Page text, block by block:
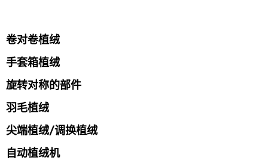
自动植绒机
卷对卷植绒
手套箱植绒
旋转对称的部件
羽毛植绒
尖端植绒/调换植绒